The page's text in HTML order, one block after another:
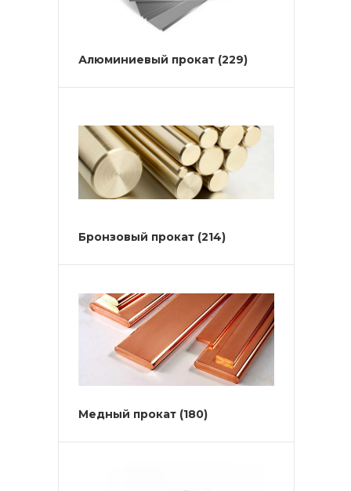
Алюминиевый прокат (229)
Бронзовый прокат (214)
Медный прокат (180)